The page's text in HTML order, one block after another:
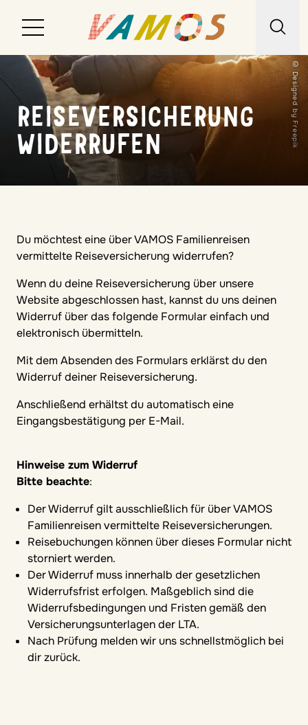
Reiseziele
Reiseart
Über uns
Wunschliste
© Designed by Freepik
REISEVERSICHERUNG
WIDERRUFEN
Du möchtest eine über VAMOS Familienreisen
vermittelte Reiseversicherung widerrufen?
Wenn du deine Reiseversicherung über unsere
Website abgeschlossen hast, kannst du uns deinen
Widerruf über das folgende Formular einfach und
elektronisch übermitteln.
Mit dem Absenden des Formulars erklärst du den
Widerruf deiner Reiseversicherung.
Anschließend erhältst du automatisch eine
Eingangsbestätigung per E-Mail.
Hinweise zum Widerruf
Bitte beachte:
Der Widerruf gilt ausschließlich für über VAMOS
Familienreisen vermittelte Reiseversicherungen.
Reisebuchungen können über dieses Formular nicht
storniert werden.
Der Widerruf muss innerhalb der gesetzlichen
Widerrufsfrist erfolgen. Maßgeblich sind die
Widerrufsbedingungen und Fristen gemäß den
Versicherungsunterlagen der LTA.
Nach Prüfung melden wir uns schnellstmöglich bei
dir zurück.